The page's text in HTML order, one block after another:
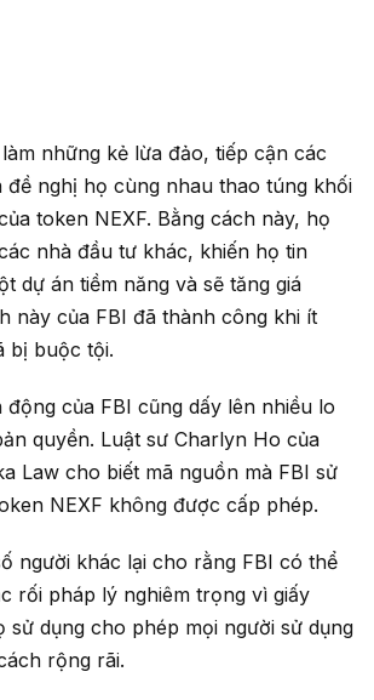
những kẻ lừa đảo, tiếp cận các
đề nghị họ cùng nhau thao túng khối
token NEXF. Bằng cách này, họ
nhà đầu tư khác, khiến họ tin
dự án tiềm năng và sẽ tăng giá
này của FBI đã thành công khi ít
bị buộc tội.
của FBI cũng dấy lên nhiều lo
quyền. Luật sư Charlyn Ho của
Law cho biết mã nguồn mà FBI sử
NEXF không được cấp phép.
người khác lại cho rằng FBI có thể
rối pháp lý nghiêm trọng vì giấy
sử dụng cho phép mọi người sử dụng
rộng rãi.